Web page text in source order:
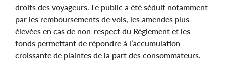
droits des voyageurs. Le public a été séduit notamment
par les remboursements de vols, les amendes plus
élevées en cas de non-respect du Règlement et les
fonds permettant de répondre à l’accumulation
croissante de plaintes de la part des consommateurs.